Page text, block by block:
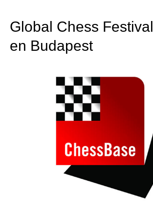
Global Chess Festival
en Budapest